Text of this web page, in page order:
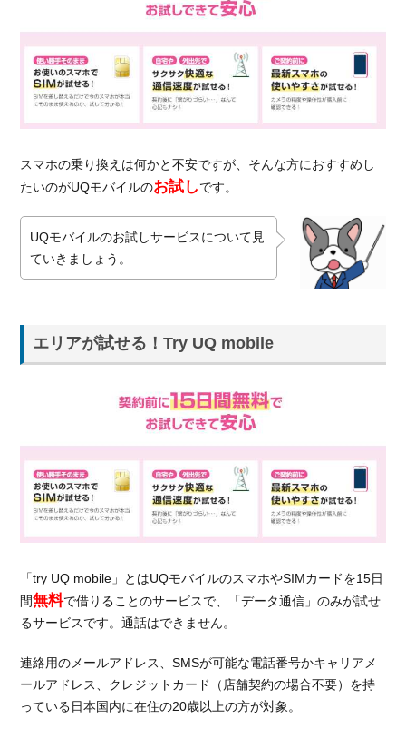
スマホの乗り換えは何かと不安ですが、そんな方におすすめし
たいのがUQモバイルのお試しです。
UQモバイルのお試しサービスについて見
ていきましょう。
エリアが試せる！Try UQ mobile
「try UQ mobile」とはUQモバイルのスマホやSIMカードを15日
間無料で借りることのサービスで、「データ通信」のみが試せ
るサービスです。通話はできません。
連絡用のメールアドレス、SMSが可能な電話番号かキャリアメ
ールアドレス、クレジットカード（店舗契約の場合不要）を持
っている日本国内に在住の20歳以上の方が対象。